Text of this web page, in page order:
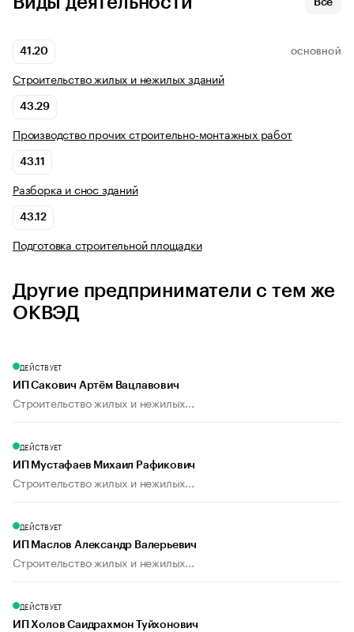
Все
41.20 ОСНОВНОЙ
Строительство жилых и нежилых зданий
43.29
Производство прочих строительно-монтажных работ
43.11
Разборка и снос зданий
43.12
Подготовка строительной площадки
Другие предприниматели с тем же
ОКВЭД
ДЕЙСТВУЕТ
ИП Сакович Артём Вацлавович
Строительство жилых и нежилых...
ДЕЙСТВУЕТ
ИП Мустафаев Михаил Рафикович
Строительство жилых и нежилых...
ДЕЙСТВУЕТ
ИП Маслов Александр Валерьевич
Строительство жилых и нежилых...
ДЕЙСТВУЕТ
ИП Холов Саидрахмон Туйхонович